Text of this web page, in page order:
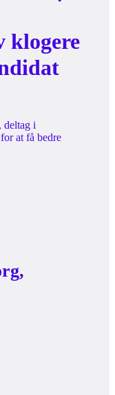
klogere
deltag i
at få bedre